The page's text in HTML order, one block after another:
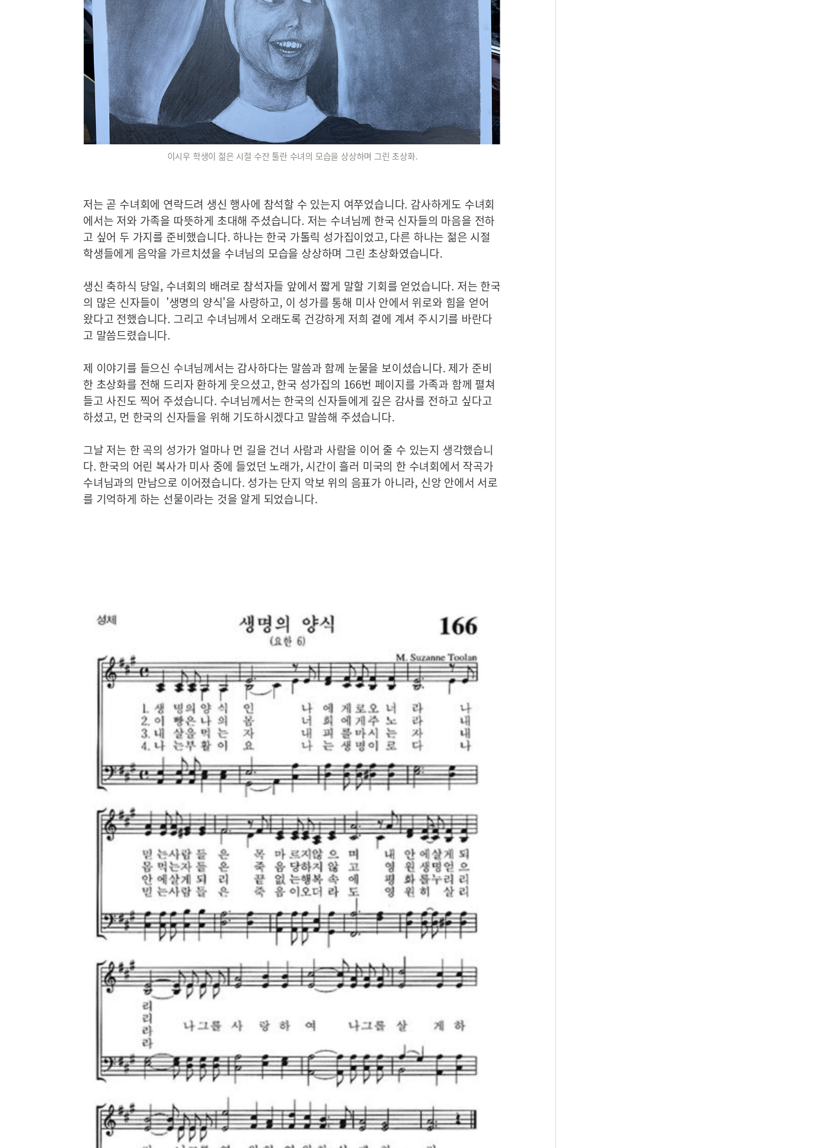
이시우 학생이 젊은 시절 수잔 툴란 수녀의 모습을 상상하며 그린 초상화.
저는 곧 수녀회에 연락드려 생신 행사에 참석할 수 있는지 여쭈었습니다. 감사하게도 수녀회
에서는 저와 가족을 따뜻하게 초대해 주셨습니다. 저는 수녀님께 한국 신자들의 마음을 전하
고 싶어 두 가지를 준비했습니다. 하나는 한국 가톨릭 성가집이었고, 다른 하나는 젊은 시절
학생들에게 음악을 가르치셨을 수녀님의 모습을 상상하며 그린 초상화였습니다.
생신 축하식 당일, 수녀회의 배려로 참석자들 앞에서 짧게 말할 기회를 얻었습니다. 저는 한국
의 많은 신자들이 '생명의 양식'을 사랑하고, 이 성가를 통해 미사 안에서 위로와 힘을 얻어
왔다고 전했습니다. 그리고 수녀님께서 오래도록 건강하게 저희 곁에 계셔 주시기를 바란다
고 말씀드렸습니다.
제 이야기를 들으신 수녀님께서는 감사하다는 말씀과 함께 눈물을 보이셨습니다. 제가 준비
한 초상화를 전해 드리자 환하게 웃으셨고, 한국 성가집의 166번 페이지를 가족과 함께 펼쳐
들고 사진도 찍어 주셨습니다. 수녀님께서는 한국의 신자들에게 깊은 감사를 전하고 싶다고
하셨고, 먼 한국의 신자들을 위해 기도하시겠다고 말씀해 주셨습니다.
그날 저는 한 곡의 성가가 얼마나 먼 길을 건너 사람과 사람을 이어 줄 수 있는지 생각했습니
다. 한국의 어린 복사가 미사 중에 들었던 노래가, 시간이 흘러 미국의 한 수녀회에서 작곡가
수녀님과의 만남으로 이어졌습니다. 성가는 단지 악보 위의 음표가 아니라, 신앙 안에서 서로
를 기억하게 하는 선물이라는 것을 알게 되었습니다.